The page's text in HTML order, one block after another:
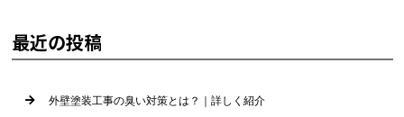
最近の投稿
外壁塗装工事の臭い対策とは？｜詳しく紹介